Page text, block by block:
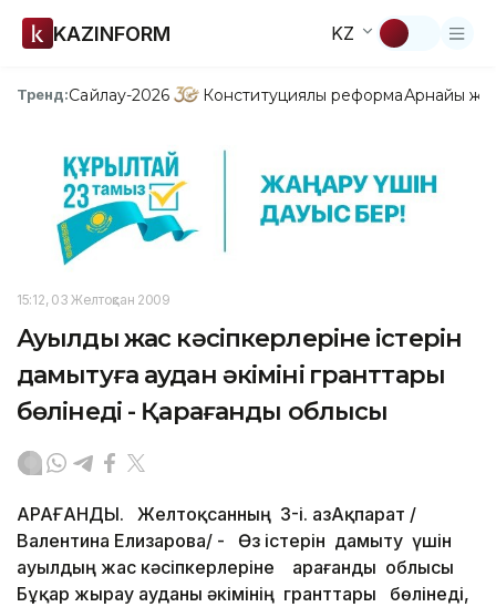
KAZINFORM KZ
Тренд:Сайлау-2026 Конституциялық реформаАрнайы
15:12, 03 Желтоқсан 2009
Ауылдың жас кәсіпкерлеріне істерін
дамытуға аудан әкімінің гранттары
бөлінеді - Қарағанды облысы
ҚАРАҒАНДЫ. Желтоқсанның 3-і. ҚазАқпарат /
Валентина Елизарова/ - Өз істерін дамыту үшін
ауылдың жас кәсіпкерлеріне Қарағанды облысы
Бұқар жырау ауданы әкімінің гранттары бөлінеді,